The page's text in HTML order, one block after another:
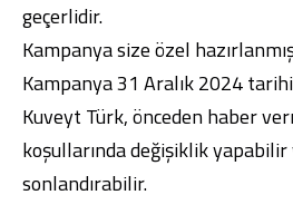
geçerlidir.
Kampanya size özel
Kampanya 31 Aralık 2024
Kuveyt Türk, önceden haber
koşullarında değişiklik yapabilir
sonlandırabilir.